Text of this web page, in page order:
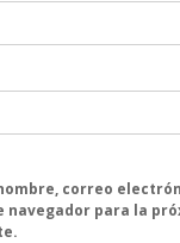
correo
navegador para la